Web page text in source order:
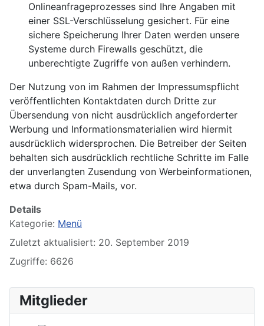
Onlineanfrageprozesses sind Ihre Angaben mit
einer SSL-Verschlüsselung gesichert. Für eine
sichere Speicherung Ihrer Daten werden unsere
Systeme durch Firewalls geschützt, die
unberechtigte Zugriffe von außen verhindern.
Der Nutzung von im Rahmen der Impressumspflicht
veröffentlichten Kontaktdaten durch Dritte zur
Übersendung von nicht ausdrücklich angeforderter
Werbung und Informationsmaterialien wird hiermit
ausdrücklich widersprochen. Die Betreiber der Seiten
behalten sich ausdrücklich rechtliche Schritte im Falle
der unverlangten Zusendung von Werbeinformationen,
etwa durch Spam-Mails, vor.
Details
Kategorie: Menü
Zuletzt aktualisiert: 20. September 2019
Zugriffe: 6626
Mitglieder